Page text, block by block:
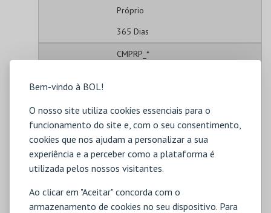
Bem-vindo à BOL!
O nosso site utiliza cookies essenciais para o
funcionamento do site e, com o seu consentimento,
cookies que nos ajudam a personalizar a sua
experiência e a perceber como a plataforma é
utilizada pelos nossos visitantes.
Ao clicar em "Aceitar" concorda com o
armazenamento de cookies no seu dispositivo. Para
Próprio
365 Dias
CMPRP_*
Próprio
2 Dias
_ga
Análise de Utilização